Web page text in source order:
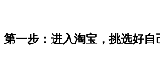
第一步：进入淘宝，挑选好自